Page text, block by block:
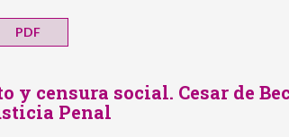
PDF
y censura social. Cesar de
Penal